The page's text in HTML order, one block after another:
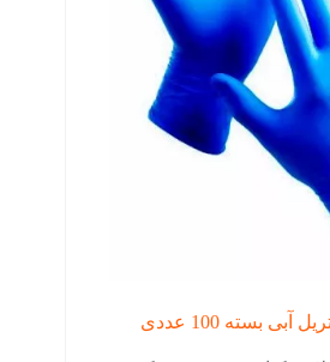
بسته 100 عددی